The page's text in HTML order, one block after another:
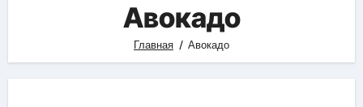
Авокадо
Главная Авокадо